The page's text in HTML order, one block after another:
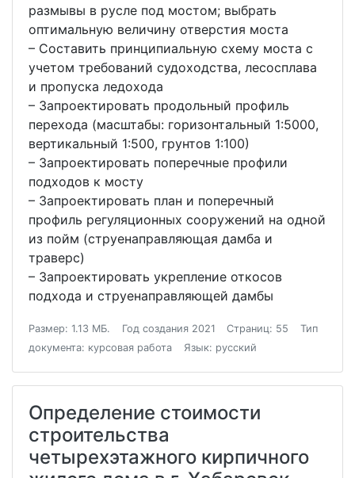
размывы в русле под мостом; выбрать
оптимальную величину отверстия моста
– Составить принципиальную схему моста с
учетом требований судоходства, лесосплава
и пропуска ледохода
– Запроектировать продольный профиль
перехода (масштабы: горизонтальный 1:5000,
вертикальный 1:500, грунтов 1:100)
– Запроектировать поперечные профили
подходов к мосту
– Запроектировать план и поперечный
профиль регуляционных сооружений на одной
из пойм (струенаправляющая дамба и
траверс)
– Запроектировать укрепление откосов
подхода и струенаправляющей дамбы
Размер: 1.13 МБ. Год создания 2021 Страниц: 55
Тип
документа: курсовая работа
Язык: русский
Определение стоимости
строительства
четырехэтажного кирпичного